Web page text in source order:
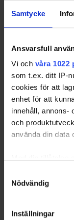
Samtycke
Ansvarsfull
Vi och våra 1022
som t.ex. ditt IP-
cookies för att
enhet för att
innehåll, annons-
och
använda din data
som kan ha
Nödvändig
Inställningar